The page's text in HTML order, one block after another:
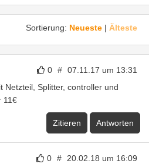
Sortierung: Neueste | Älteste
0 # 07.11.17 um 13:31
Netzteil, Splitter, controller und
11€
Zitieren Antworten
0 # 20.02.18 um 16:09